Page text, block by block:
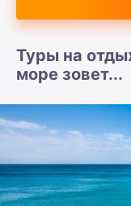
Туры на
море зовет...